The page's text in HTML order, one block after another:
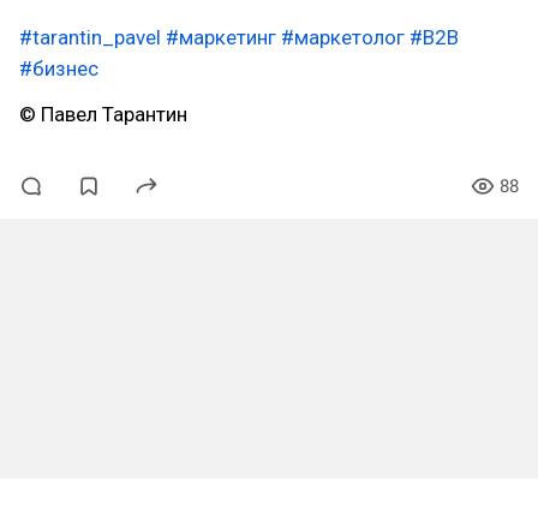
#tarantin_pavel #маркетинг #маркетолог #B2B
#бизнес
© Павел Тарантин
88